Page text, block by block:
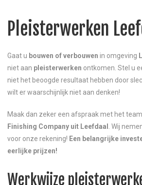
Pleisterwerken
Gaat u bouwen of verbouwen in omgeving
niet aan pleisterwerken ontkomen. Stel u
niet het beoogde resultaat hebben door
wilt er waarschijnlijk niet aan denken!
Maak dan zeker een afspraak met het
Finishing Company uit Leefdaal
. Wij
voor onze rekening! Een belangrijke
eerlijke prijzen!
Werkwijze